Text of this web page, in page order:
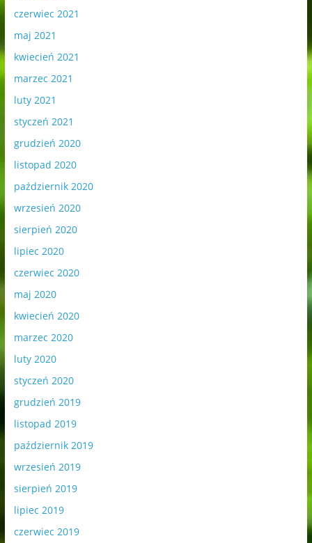
czerwiec 2021
maj 2021
kwiecień 2021
marzec 2021
luty 2021
styczeń 2021
grudzień 2020
listopad 2020
październik 2020
wrzesień 2020
sierpień 2020
lipiec 2020
czerwiec 2020
maj 2020
kwiecień 2020
marzec 2020
luty 2020
styczeń 2020
grudzień 2019
listopad 2019
październik 2019
wrzesień 2019
sierpień 2019
lipiec 2019
czerwiec 2019